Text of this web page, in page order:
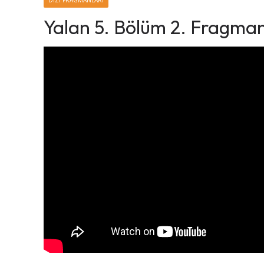
Yalan 5. Bölüm 2.